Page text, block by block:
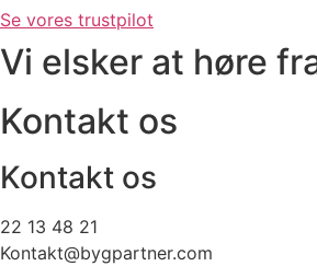
Se vores trustpilot
Vi elsker at høre
Kontakt os
Kontakt os
22 13 48 21
Kontakt@bygpartner.com